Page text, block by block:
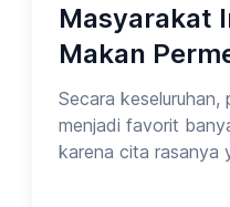
Masyarakat
Makan
Secara
menjadi favorit
karena cita rasanya